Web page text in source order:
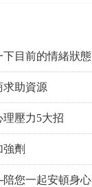
目前的情緒狀態
求助資源
壓力5大招
劑
您一起安頓身心